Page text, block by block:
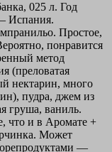
025 л. Год
Испания.
Простое,
понравится
метод
(преловатая
нектарин, много
пудра, джем из
груша, ваниль.
что и в Аромате +
Может
—